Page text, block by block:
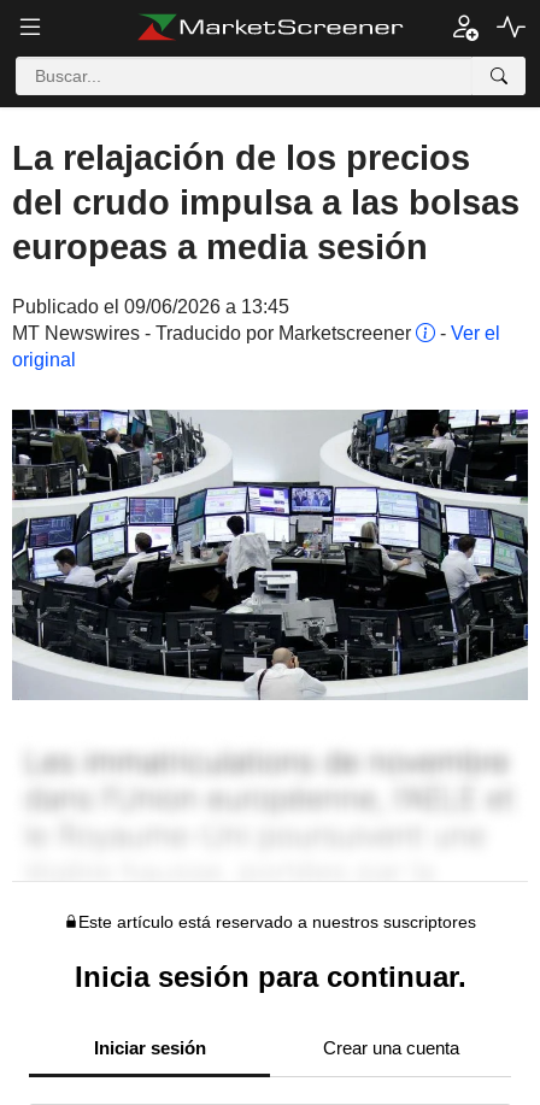
La relajación de los precios
del crudo impulsa a las bolsas
europeas a media sesión
Publicado el 09/06/2026 a 13:45
MT Newswires - Traducido por Marketscreener
- Ver el
original
Este artículo está reservado a nuestros suscriptores
Inicia sesión para continuar.
Iniciar sesión Crear una cuenta